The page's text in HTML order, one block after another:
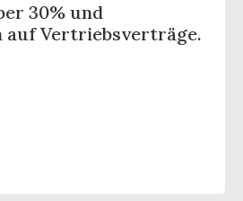
30% und
auf Vertriebsverträge.